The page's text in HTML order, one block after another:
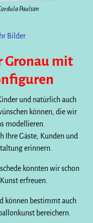
Paulsen
Bilder
mit
und natürlich auch
können, die wir
modellieren.
Ihre Gäste, Kunden und
erinnern.
konnten wir schon
erfreuen.
können bestimmt auch
bereichern.